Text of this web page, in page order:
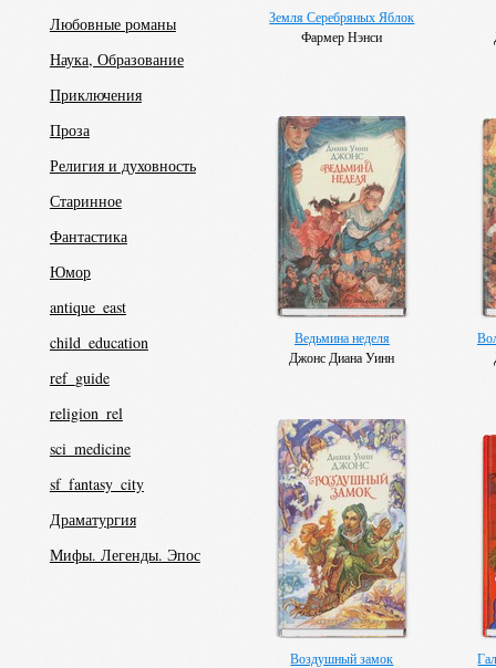
Любовные романы
Наука, Образование
Приключения
Проза
Религия и духовность
Старинное
Фантастика
Юмор
antique_east
child_education
ref_guide
religion_rel
sci_medicine
sf_fantasy_city
Драматургия
Мифы. Легенды. Эпос
Земля Серебряных Яблок
Фармер Нэнси
Ведьмина неделя
Джонс Диана Уинн
Воздушный замок